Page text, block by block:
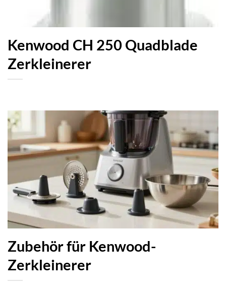
Kenwood CH 250 Quadblade
Zerkleinerer
Zubehör für Kenwood-
Zerkleinerer